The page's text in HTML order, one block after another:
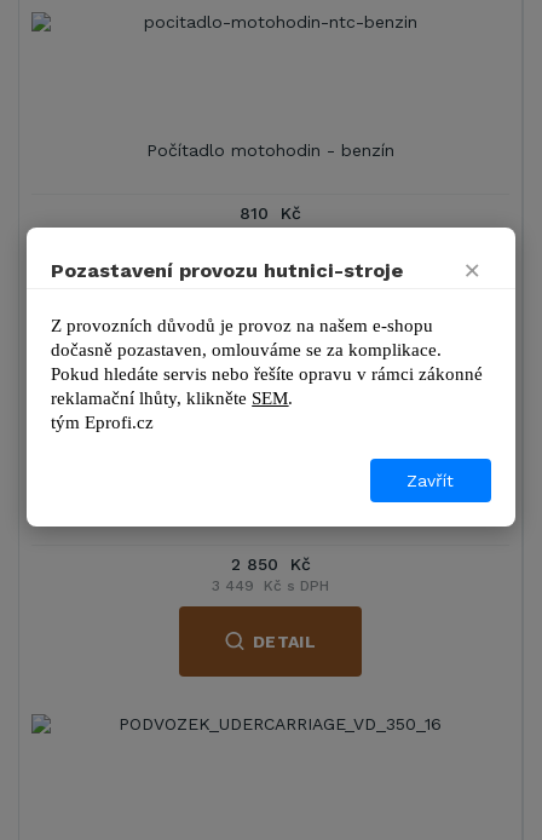
Počítadlo motohodin - benzín
810 Kč
2 850 Kč
3 449 Kč s DPH
DETAIL
Pozastavení provozu hutnici-stroje ×
Z provozních důvodů je provoz na našem e-shopu
dočasně pozastaven, omlouváme se za komplikace.
Pokud hledáte servis nebo řešíte opravu v rámci zákonné
reklamační lhůty, klikněte SEM.
tým Eprofi.cz
Zavřít